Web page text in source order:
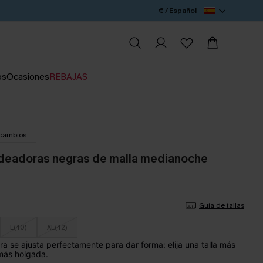
€ / Español
OcasionesREBAJAS
negras de malla medianoche
Guía de tallas
L(40) XL(42)
se ajusta perfectamente para dar forma: elija una talla más
holgada.